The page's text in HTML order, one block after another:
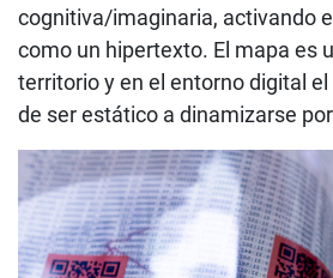
cognitiva/imaginaria, activando
como un hipertexto. El mapa es
territorio y en el entorno digital
de ser estático a dinamizarse